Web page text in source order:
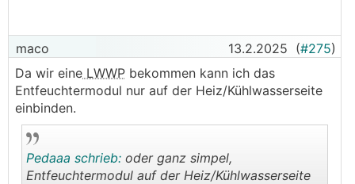
maco 13.2.2025 (#275)
Da wir eine LWWP bekommen kann ich das
Entfeuchtermodul nur auf der Heiz/Kühlwasserseite
einbinden.
Pedaaa schrieb: oder ganz simpel,
Entfeuchtermodul auf der Heiz/Kühlwasserseite